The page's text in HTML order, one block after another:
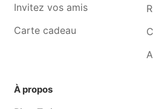
Invitez vos amis
Carte cadeau
À propos